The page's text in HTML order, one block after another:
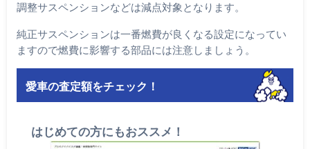
調整サスペンションなどは減点対象となります。
純正サスペンションは一番燃費が良くなる設定になってい
ますので燃費に影響する部品には注意しましょう。
愛車の査定額をチェック！
はじめての方にもおススメ！